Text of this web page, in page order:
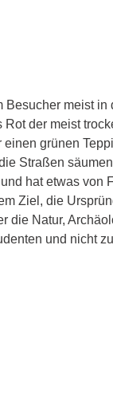
meist
der meist
grünen
Straßen
hat etwas von
Ziel, die
die Natur,
und nicht